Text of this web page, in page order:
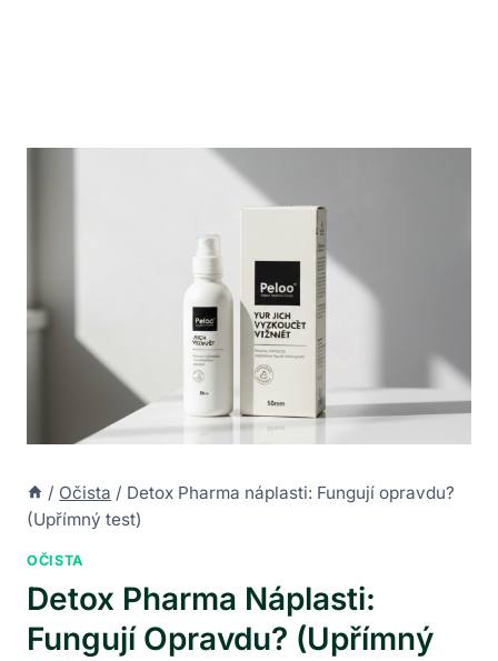
/ Očista / Detox Pharma náplasti: Fungují opravdu?
(Upřímný test)
OČISTA
Detox Pharma Náplasti:
Fungují Opravdu? (Upřímný